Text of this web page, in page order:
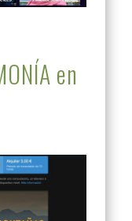
en